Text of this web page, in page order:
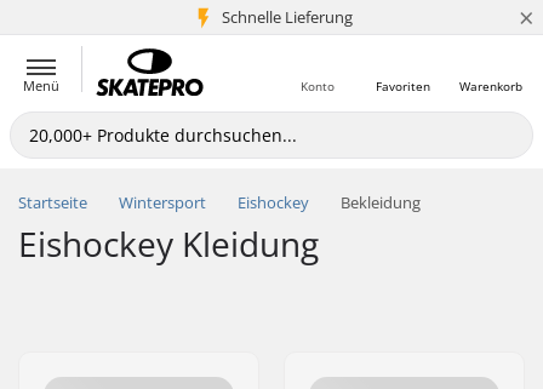
Schnelle Lieferung
5+ Mio. Kunden ×
Menü Warenkorb
Favoriten
Konto
Startseite Wintersport Eishockey Bekleidung
Eishockey Kleidung